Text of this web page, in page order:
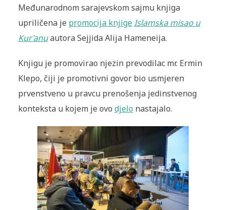
Međunarodnom sarajevskom sajmu knjiga
upriličena je promocija knjigeIslamska misao u
Kur’anuautora Sejjida Alija Hameneija.
Knjigu je promovirao njezin prevodilac mr. Ermin
Klepo, čiji je promotivni govor bio usmjeren
prvenstveno u pravcu prenošenja jedinstvenog
konteksta u kojem je ovo djelo nastajalo.